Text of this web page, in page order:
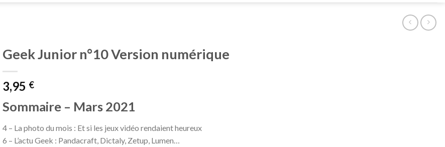
Geek Junior n°10 Version numérique
3,95 €
Sommaire – Mars 2021
4 – La photo du mois : Et si les jeux vidéo rendaient heureux
6 – L’actu Geek : Pandacraft, Dictaly, Zetup, Lumen…